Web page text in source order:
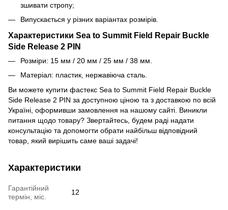
зшивати стропу;
Випускається у різних варіантах розмірів.
Характеристики Sea to Summit Field Repair Buckle
Side Release 2 PIN
Розміри: 15 мм / 20 мм / 25 мм / 38 мм.
Матеріал: пластик, нержавіюча сталь.
Ви можете купити фастекс Sea to Summit Field Repair Buckle
Side Release 2 PIN за доступною ціною та з доставкою по всій
Україні, оформивши замовлення на нашому сайті. Виникли
питання щодо товару? Звертайтесь, будем раді надати
консультацію та допомогти обрати найбільш відповідний
товар, який вирішить саме ваші задачі!
Характеристики
Гарантійний
термін, міс.
12